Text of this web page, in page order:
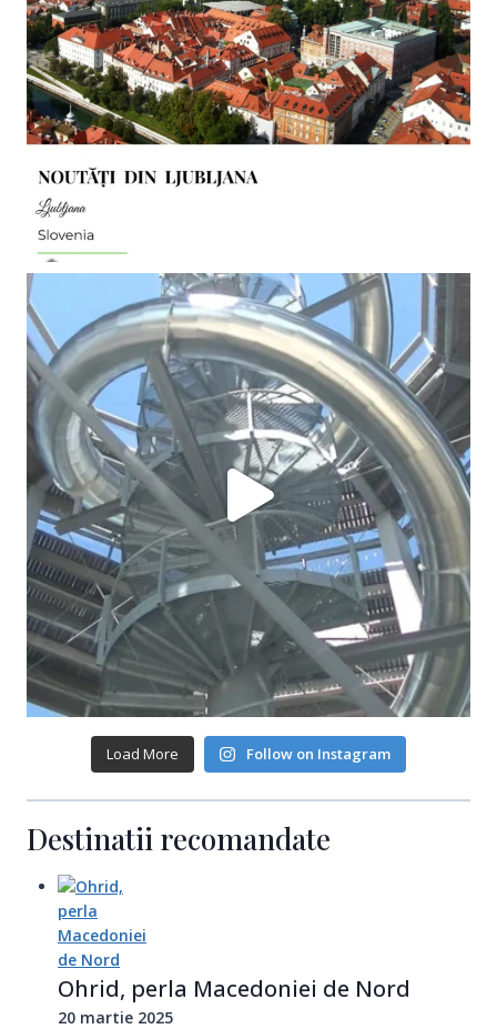
Load More Follow on Instagram
Destinatii recomandate
Ohrid, perla Macedoniei de Nord
20 martie 2025